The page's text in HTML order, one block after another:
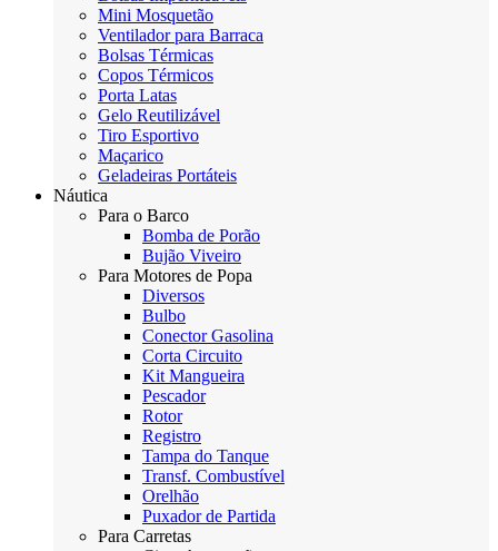
Mini Mosquetão
Ventilador para Barraca
Bolsas Térmicas
Copos Térmicos
Porta Latas
Gelo Reutilizável
Tiro Esportivo
Maçarico
Geladeiras Portáteis
Náutica
Para o Barco
Bomba de Porão
Bujão Viveiro
Para Motores de Popa
Diversos
Bulbo
Conector Gasolina
Corta Circuito
Kit Mangueira
Pescador
Rotor
Registro
Tampa do Tanque
Transf. Combustível
Orelhão
Puxador de Partida
Para Carretas